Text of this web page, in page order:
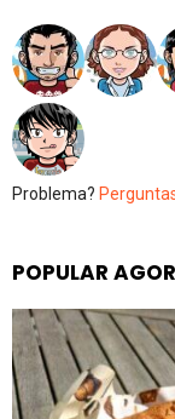
Problema?
POPULAR